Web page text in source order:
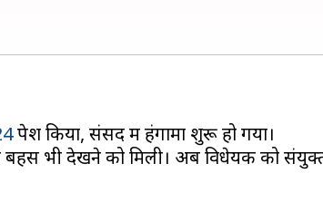
पेश किया, संसद में हंगामा शुरू हो गया।
बहस भी देखने को मिली। अब विधेयक को